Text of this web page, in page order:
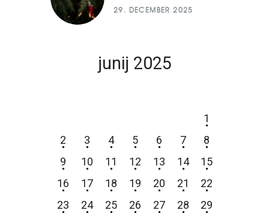
29. DECEMBER 2025
junij 2025
1
2
3 4 5 6 7
8
9
10 11 12 13 14
15
16
17 18 19 20 21
22
23
24 25 26 27 28
29